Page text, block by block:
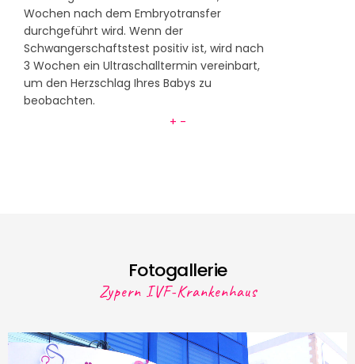
Wochen nach dem Embryotransfer
durchgeführt wird. Wenn der
Schwangerschaftstest positiv ist, wird nach
3 Wochen ein Ultraschalltermin vereinbart,
um den Herzschlag Ihres Babys zu
beobachten.
+ -
Fotogallerie
Zypern IVF-Krankenhaus